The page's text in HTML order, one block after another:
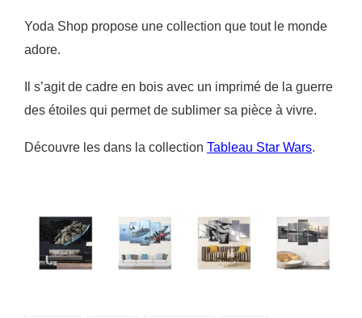
Yoda Shop propose une collection que tout le monde
adore.
Il s’agit de cadre en bois avec un imprimé de la guerre
des étoiles qui permet de sublimer sa pièce à vivre.
Découvre les dans la collection Tableau Star Wars.